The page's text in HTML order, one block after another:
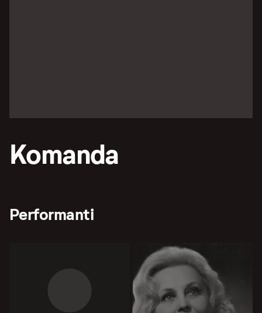
Komanda
Performanti